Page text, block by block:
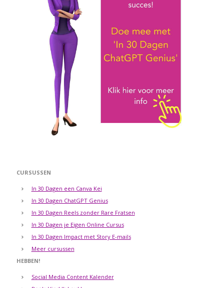
CURSUSSEN
In 30 Dagen een Canva Kei
In 30 Dagen ChatGPT Genius
In 30 Dagen Reels zonder Rare Fratsen
In 30 Dagen je Eigen Online Cursus
In 30 Dagen Impact met Story E-mails
Meer cursussen
HEBBEN!
Social Media Content Kalender